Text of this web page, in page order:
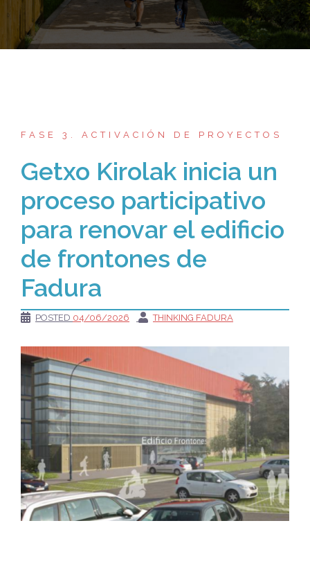
FASE 3. ACTIVACIÓN DE PROYECTOS
Getxo Kirolak inicia un
proceso participativo
para renovar el edificio
de frontones de
Fadura
POSTED 04/06/2026 THINKING FADURA